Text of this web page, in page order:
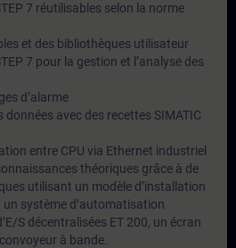
7 réutilisables selon la norme
et des bibliothèques utilisateur
7 pour la gestion et l’analyse des
d’alarme
avec des recettes SIMATIC
entre CPU via Ethernet industriel
théoriques grâce à de
utilisant un modèle d’installation
système d’automatisation
S décentralisées ET 200, un écran
à bande.